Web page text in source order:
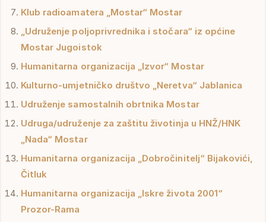
Klub radioamatera „Mostar“ Mostar
„Udruženje poljoprivrednika i stočara“ iz općine
Mostar Jugoistok
Humanitarna organizacija „Izvor“ Mostar
Kulturno-umjetničko društvo „Neretva“ Jablanica
Udruženje samostalnih obrtnika Mostar
Udruga/udruženje za zaštitu životinja u HNŽ/HNK
„Nada“ Mostar
Humanitarna organizacija „Dobročinitelj“ Bijakovići,
Čitluk
Humanitarna organizacija „Iskre života 2001“
Prozor-Rama